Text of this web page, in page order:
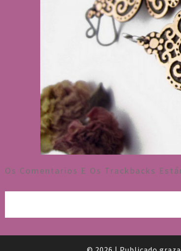
Os Comentarios E Os Trackbacks